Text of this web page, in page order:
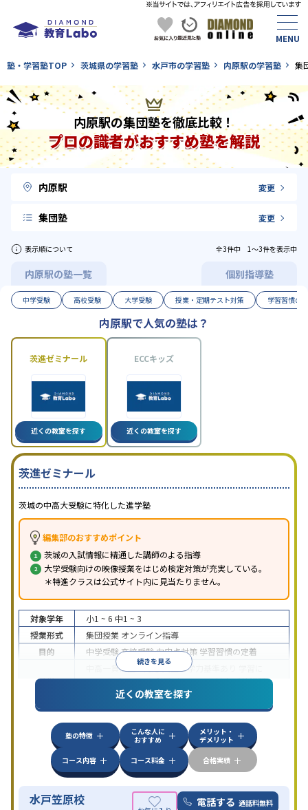
塾・学習塾TOP 茨城県の学習塾 水戸市の学習塾 内原駅の学習塾 集
内原駅の集団塾を徹底比較！
プロの識者がおすすめ塾を解説
内原駅 変更
集団塾 変更
表示順について 全3件中 1〜3件を表示中
内原駅の塾一覧 個別指導塾
中学受験 高校受験 大学受験 授業・定期テスト対策 学習習慣の
内原駅で人気の塾は？
茨進ゼミナール
近くの教室を探す
ECCキッズ
近くの教室を探す
茨進ゼミナール
茨城の中高大受験に特化した進学塾
編集部のおすすめポイント
茨城の入試情報に精通した講師のよる指導
大学受験向けの映像授業をはじめ検定対策が充実している。
＊特進クラスは公式サイト内に見当たりません。
続きを見る
対象学年 小1 ~ 6 中1 ~ 3
授業形式
集団授業 オンライン指導
目的
中学受験高校受験内申点対策 学習習慣の定着
特徴
中高一貫校生に対応入塾に学力基準あり
PC・タブレットを利用オンライン対応季節講習の
みの受講可自習室あり
近くの教室を探す
塾の特徴
こんな人に
おすすめ
メリット・
デメリット
コース内容
コース料金 合格実績
水戸笠原校 電話する 通話料無料